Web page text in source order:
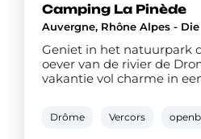
Camping La Pinède
Auvergne, Rhône Alpes - Die
Geniet in het natuurpark
oever van de rivier de
vakantie vol charme in
Drôme Vercors